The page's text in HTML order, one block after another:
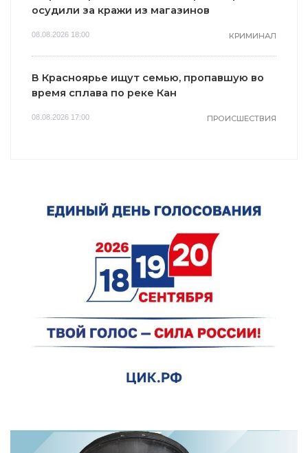
осудили за кражи из магазинов
08.08.2026 18:00 КРИМИНАЛ
В Красноярье ищут семью, пропавшую во
время сплава по реке Кан
08.08.2026 17:00 ПРОИСШЕСТВИЯ